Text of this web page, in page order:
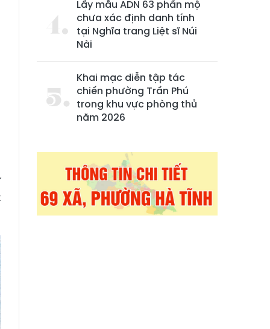
Lấy mẫu ADN 63 phần mộ
chưa xác định danh tính
tại Nghĩa trang Liệt sĩ Núi
Nài
Khai mạc diễn tập tác
chiến phường Trần Phú
trong khu vực phòng thủ
năm 2026